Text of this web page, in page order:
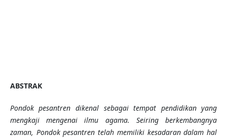
ABSTRAK
Pondok pesantren dikenal sebagai tempat pendidikan yang
mengkaji mengenai ilmu agama. Seiring berkembangnya
zaman, Pondok pesantren telah memiliki kesadaran dalam hal